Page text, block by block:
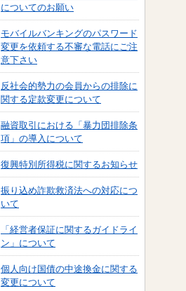
についてのお願い
モバイルバンキングのパスワード
変更を依頼する不審な電話にご注
意下さい
反社会的勢力の会員からの排除に
関する定款変更について
融資取引における「暴力団排除条
項」の導入について
復興特別所得税に関するお知らせ
振り込め詐欺救済法への対応につ
いて
「経営者保証に関するガイドライ
ン」について
個人向け国債の中途換金に関する
変更について